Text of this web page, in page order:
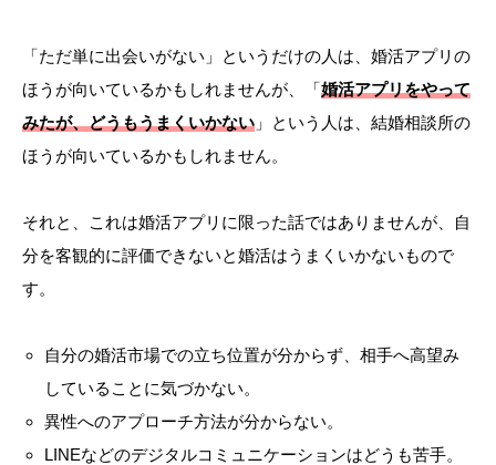
「ただ単に出会いがない」というだけの人は、婚活アプリの
ほうが向いているかもしれませんが、「婚活アプリをやって
みたが、どうもうまくいかない 」という人は、結婚相談所の
ほうが向いているかもしれません。
それと、これは婚活アプリに限った話ではありませんが、自
分を客観的に評価できないと婚活はうまくいかないもので
す。
自分の婚活市場での立ち位置が分からず、相手へ高望み
していることに気づかない。
異性へのアプローチ方法が分からない。
LINEなどのデジタルコミュニケーションはどうも苦手。